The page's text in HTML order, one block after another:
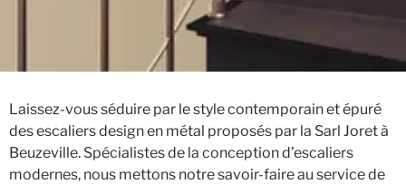
Laissez-vous séduire par le style contemporain et épuré
des escaliers design en métal proposés par la Sarl Joret à
Beuzeville. Spécialistes de la conception d’escaliers
modernes, nous mettons notre savoir-faire au service de